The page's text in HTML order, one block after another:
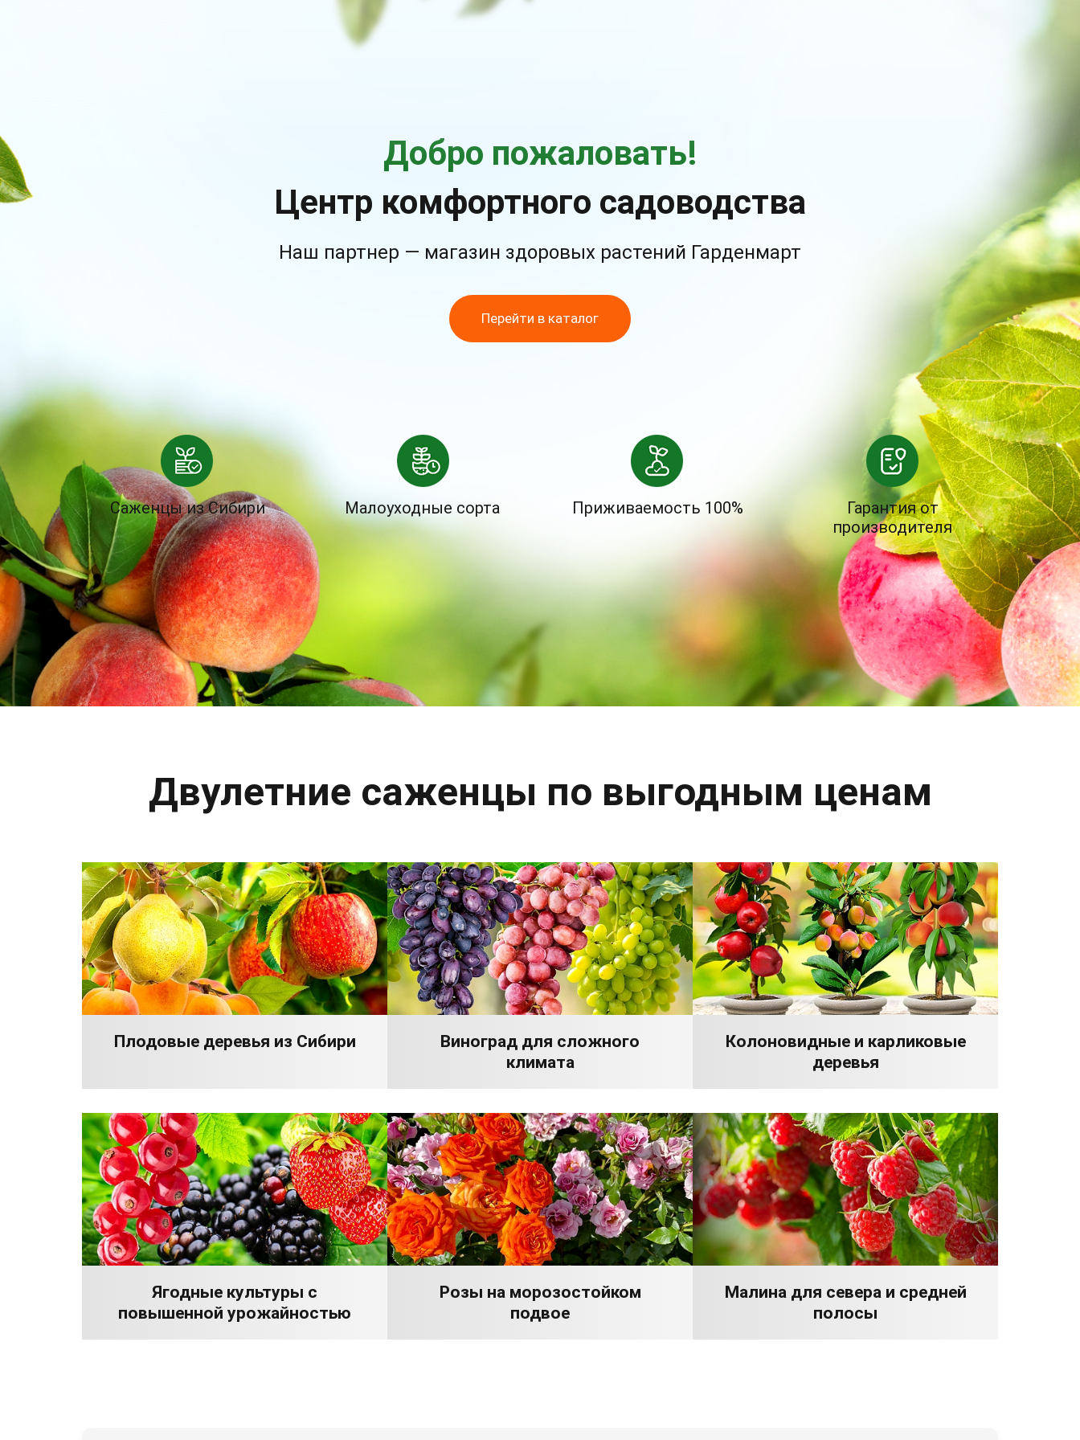
Добро пожаловать!
Центр комфортного садоводства
Наш партнер — магазин здоровых растений Гарденмарт
Перейти в каталог
Саженцы из Сибири Малоуходные сорта Приживаемость 100%
Гарантия от
производителя
Двулетние саженцы по выгодным ценам
Плодовые деревья из Сибири
Виноград для сложного
климата
Колоновидные и карликовые
деревья
Ягодные культуры с
повышенной урожайностью
Розы на морозостойком
подвое
Малина для севера и средней
полосы